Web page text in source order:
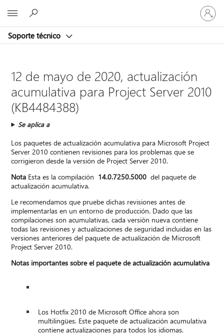
Soporte técnico
Iniciar
sesión
en
cuenta
12 de mayo de 2020, actualización
acumulativa para Project Server 2010
(KB4484388)
Se aplica a
Los paquetes de actualización acumulativa para Microsoft Project
Server 2010 contienen revisiones para los problemas que se
corrigieron desde la versión de Project Server 2010.
Nota Esta es la compilación 14.0.7250.5000 del paquete de
actualización acumulativa.
Le recomendamos que pruebe dichas revisiones antes de
implementarlas en un entorno de producción. Dado que las
compilaciones son acumulativas, cada versión nueva contiene
todas las revisiones y actualizaciones de seguridad incluidas en las
versiones anteriores del paquete de actualización de Microsoft
Project Server 2010.
Notas importantes sobre el paquete de actualización acumulativa
Los Hotfix 2010 de Microsoft Office ahora son
multilingües. Este paquete de actualización acumulativa
contiene actualizaciones para todos los idiomas.